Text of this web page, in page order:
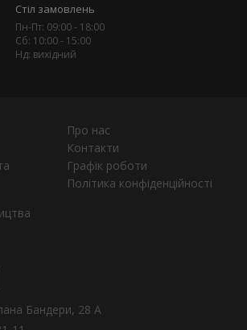
Стіл замовлень
Пн-Пт: 09:00 - 18:00
Сб: 10:00 - 15:00
Нд: вихідний
Про нас
Контакти
Графік роботи
Політика конфіденційності
Бандери, 28 А